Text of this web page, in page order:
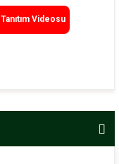
Tanıtım Videosu